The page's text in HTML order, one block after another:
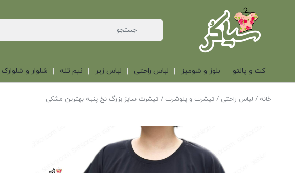
کت و پالتو بلوز و شومیز لباس راحتی لباس زیر نیم تنه شلوار و شلوارک
خانه / لباس راحتی /تیشرت و پلوشرت / تیشرت سایز بزرگ نخ پنبه بهترین مشکی